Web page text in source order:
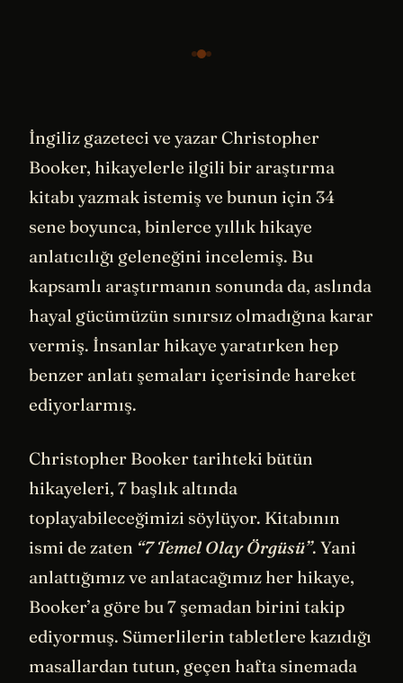
İngiliz gazeteci ve yazar Christopher
Booker, hikayelerle ilgili bir araştırma
kitabı yazmak istemiş ve bunun için 34
sene boyunca, binlerce yıllık hikaye
anlatıcılığı geleneğini incelemiş. Bu
kapsamlı araştırmanın sonunda da, aslında
hayal gücümüzün sınırsız olmadığına karar
vermiş. İnsanlar hikaye yaratırken hep
benzer anlatı şemaları içerisinde hareket
ediyorlarmış.
Christopher Booker tarihteki bütün
hikayeleri, 7 başlık altında
toplayabileceğimizi söylüyor. Kitabının
ismi de zaten “7 Temel Olay Örgüsü”. Yani
anlattığımız ve anlatacağımız her hikaye,
Booker’a göre bu 7 şemadan birini takip
ediyormuş. Sümerlilerin tabletlere kazıdığı
masallardan tutun, geçen hafta sinemada